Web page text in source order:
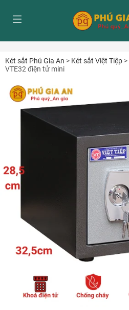
Két sắt Phú Gia An > Két sắt Việt Tiệp >
VTE32 điện tử mini